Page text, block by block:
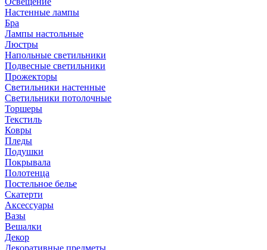
Hастенные лампы
Бра
Лампы настольные
Люстры
Напольные светильники
Подвесные светильники
Прожекторы
Светильники настенные
Светильники потолочные
Торшеры
Текстиль
Ковры
Пледы
Подушки
Покрывала
Полотенца
Постельное белье
Скатерти
Аксессуары
Вазы
Вешалки
Декор
Декоративные предметы